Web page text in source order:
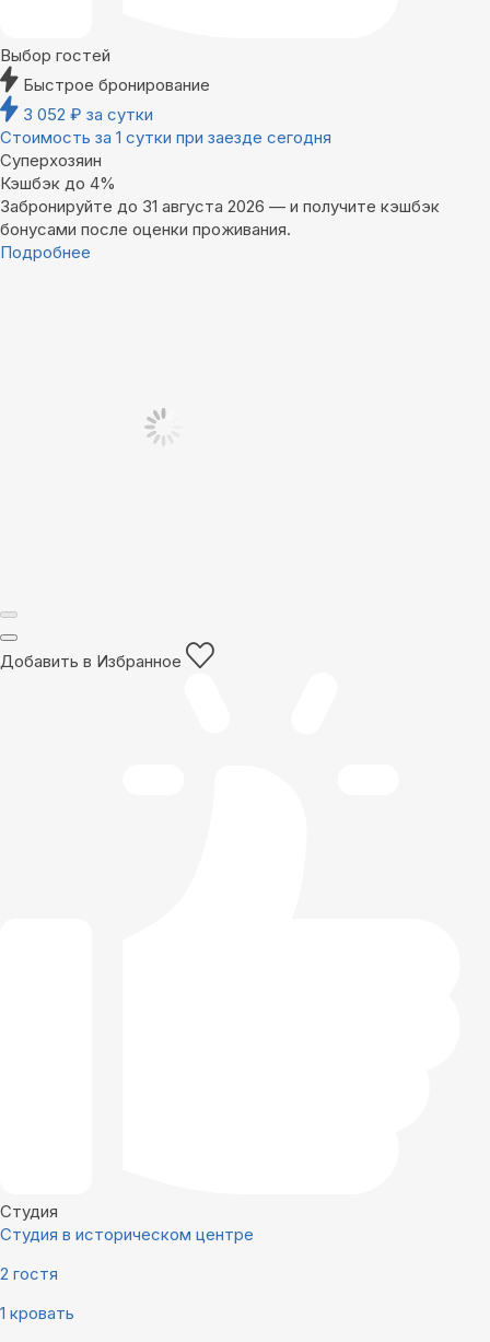
Выбор гостей
Быстрое бронирование
3 052 ₽ за сутки
Стоимость за 1 сутки при заезде сегодня
Суперхозяин
Кэшбэк до 4%
Забронируйте до 31 августа 2026 — и получите кэшбэк
бонусами после оценки проживания.
Подробнее
Добавить в Избранное
Студия
Студия в историческом центре
2 гостя
1 кровать